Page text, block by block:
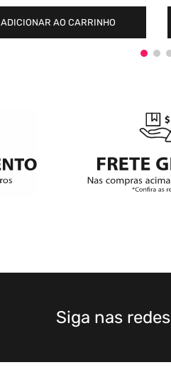
ADICIONAR AO CARRINHO
Siga nas redes